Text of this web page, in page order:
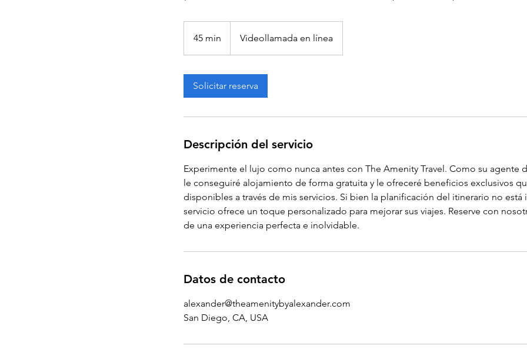
45 min
5
Videollamada en línea
Solicitar reserva
Descripción del servicio
Experimente el lujo como nunca antes con The Amenity Travel. Como su agente
le conseguiré alojamiento de forma gratuita y le ofreceré beneficios exclusivos
disponibles a través de mis servicios. Si bien la planificación del itinerario no está
servicio ofrece un toque personalizado para mejorar sus viajes. Reserve con
de una experiencia perfecta e inolvidable.
Datos de contacto
alexander@theamenitybyalexander.com
San Diego, CA, USA